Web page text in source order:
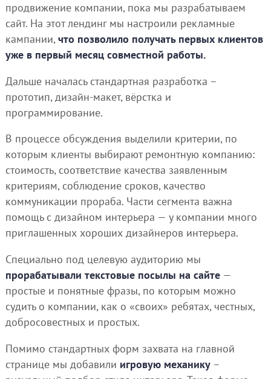
продвижение компании, пока мы разрабатываем
сайт. На этот лендинг мы настроили рекламные
кампании, что позволило получать первых клиентов
уже в первый месяц совместной работы.
Дальше началась стандартная разработка –
прототип, дизайн-макет, вёрстка и
программирование.
В процессе обсуждения выделили критерии, по
которым клиенты выбирают ремонтную компанию:
стоимость, соответствие качества заявленным
критериям, соблюдение сроков, качество
коммуникации прораба. Части сегмента важна
помощь с дизайном интерьера — у компании много
приглашенных хороших дизайнеров интерьера.
Специально под целевую аудиторию мы
прорабатывали текстовые посылы на сайте—
простые и понятные фразы, по которым можно
судить о компании, как о «своих» ребятах, честных,
добросовестных и простых.
Помимо стандартных форм захвата на главной
странице мы добавили игровую механику–